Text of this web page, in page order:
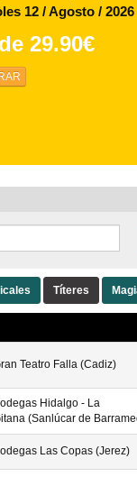
/ Agosto / 2026
35.00€
Títeres
Teatro Falla (Cadiz)
Hidalgo - La
(Sanlúcar de
Las Copas (Jerez)